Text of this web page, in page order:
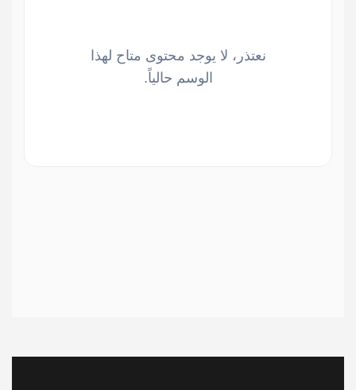
نعتذر، لا يوجد محتوى متاح لهذا
الوسم حالياً.